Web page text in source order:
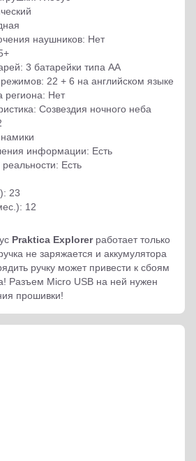
наушников: Нет
3 батарейки типа AA
22 + 6 на английском языке
региона: Нет
Созвездия ночного неба
информации: Есть
Есть
23
12
Praktica Explorerработает только
не заряжается и аккумулятора
ручку может привести к сбоям
Разъем Micro USB на ней нужен
прошивки!